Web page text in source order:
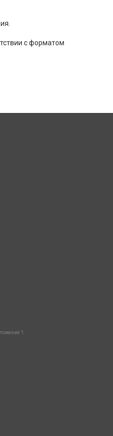
с форматом
1